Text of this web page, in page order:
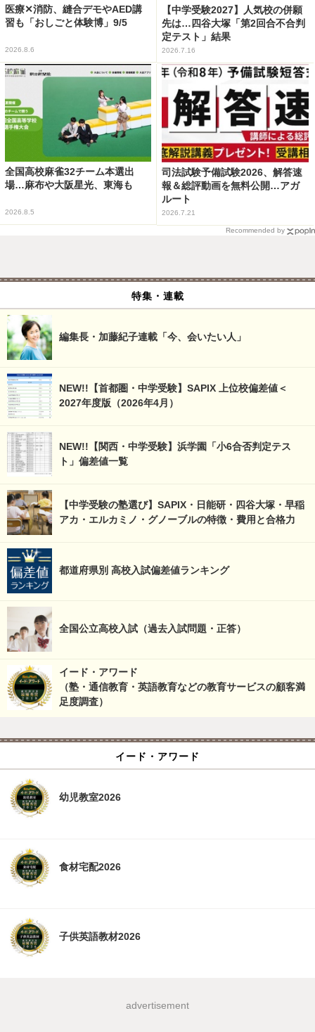
医療✕消防、縫合デモやAED講
習も「おしごと体験博」9/5
2026.8.6
【中学受験2027】人気校の併願
先は…四谷大塚「第2回合不合判
定テスト」結果
2026.7.16
全国高校麻雀32チーム本選出
場…麻布や大阪星光、東海も
2026.8.5
司法試験予備試験2026、解答速
報＆総評動画を無料公開…アガ
ルート
2026.7.21
Recommended by
特集・連載
編集長・加藤紀子連載「今、会いたい人」
NEW!!【首都圏・中学受験】SAPIX 上位校偏差値＜
2027年度版（2026年4月）
NEW!!【関西・中学受験】浜学園「小6合否判定テス
ト」偏差値一覧
【中学受験の塾選び】SAPIX・日能研・四谷大塚・早稲
アカ・エルカミノ・グノーブルの特徴・費用と合格力
都道府県別 高校入試偏差値ランキング
全国公立高校入試（過去入試問題・正答）
イード・アワード
（塾・通信教育・英語教育などの教育サービスの顧客満
足度調査）
イード・アワード
幼児教室2026
食材宅配2026
子供英語教材2026
advertisement